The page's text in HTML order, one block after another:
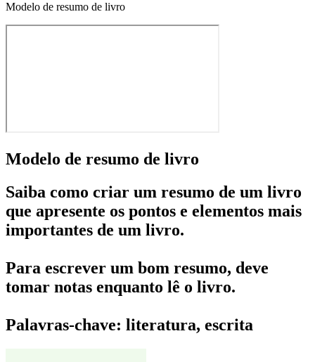
Modelo de resumo de livro
Modelo de resumo de livro
Saiba como criar um resumo de um livro
que apresente os pontos e elementos mais
importantes de um livro.
Para escrever um bom resumo, deve
tomar notas enquanto lê o livro.
Palavras-chave: literatura, escrita